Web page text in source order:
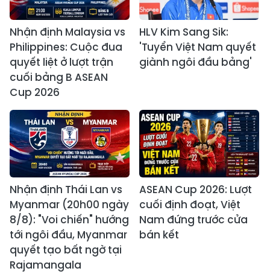
Nhận định Malaysia vs
Philippines: Cuộc đua
quyết liệt ở lượt trận
cuối bảng B ASEAN
Cup 2026
HLV Kim Sang Sik:
'Tuyển Việt Nam quyết
giành ngôi đầu bảng'
Nhận định Thái Lan vs
Myanmar (20h00 ngày
8/8): "Voi chiến" hướng
tới ngôi đầu, Myanmar
quyết tạo bất ngờ tại
Rajamangala
ASEAN Cup 2026: Lượt
cuối định đoạt, Việt
Nam đứng trước cửa
bán kết